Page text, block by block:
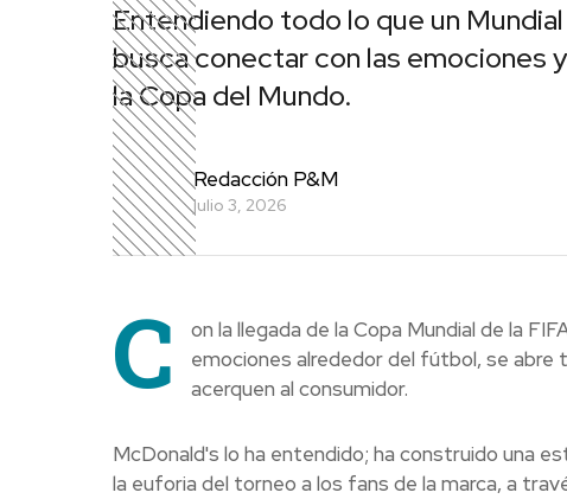
Entendiendo todo lo que un
busca conectar con las emociones
la Copa del Mundo.
Redacción P&M
julio 3, 2026
C
on la llegada de la Copa Mundial de la
emociones alrededor del fútbol, se abre
acerquen al consumidor.
McDonald's lo ha entendido; ha construido una
la euforia del torneo a los fans de la marca, a